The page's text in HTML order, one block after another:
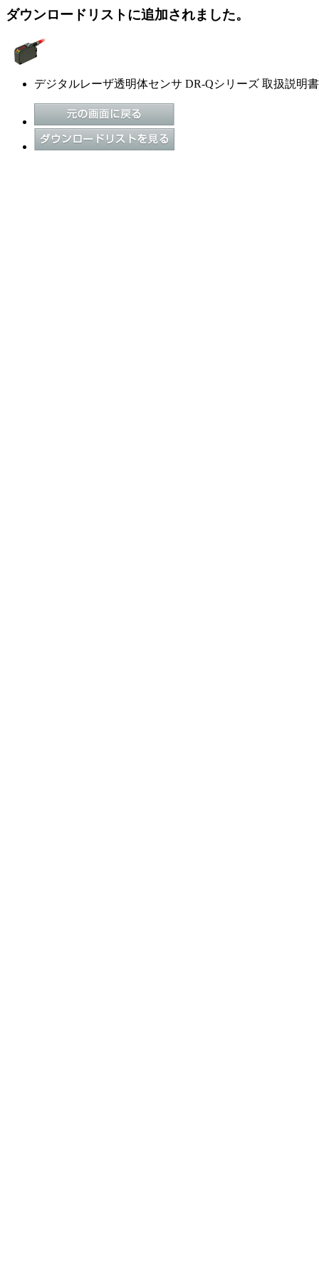
ダウンロードリストに追加されました。
デジタルレーザ透明体センサ DR-Qシリーズ 取扱説明書